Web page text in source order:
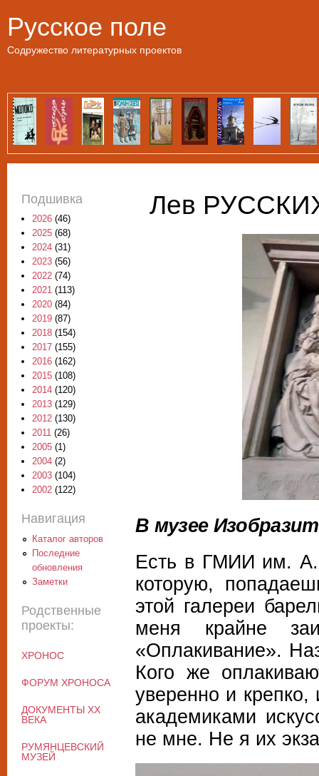
Русское поле
Содружество литературных проектов
Лев
В музее
Есть в ГМИИ им.
которую,
этой галереи
меня крайне
«Оплакивание».
Кого же
уверенно и
академиками
не мне. Не я их
Подшивка
2026 (46)
2025 (68)
2024 (31)
2023 (56)
2022 (74)
2021 (113)
2020 (84)
2019 (87)
2018 (154)
2017 (155)
2016 (162)
2015 (108)
2014 (120)
2013 (129)
2012 (130)
2011 (26)
2005 (1)
2004 (2)
2003 (104)
2002 (122)
Навигация
Каталог авторов
Последние
обновления
Заметки
Родственные
проекты:
ХРОНОС
ФОРУМ ХРОНОСА
ДОКУМЕНТЫ XX
ВЕКА
РУМЯНЦЕВСКИЙ
МУЗЕЙ